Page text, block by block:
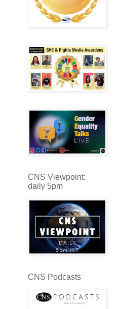
CNS Viewpoint:
daily 5pm
CNS Podcasts